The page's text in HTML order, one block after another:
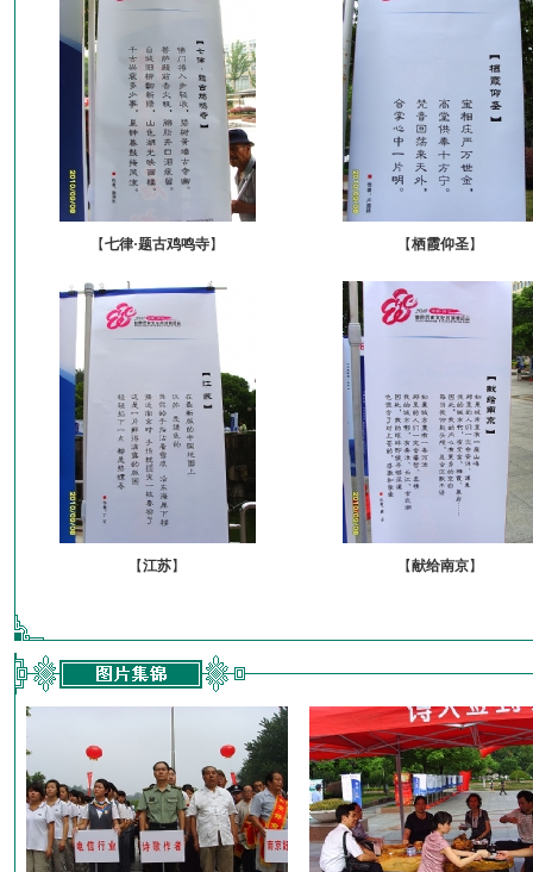
【七律·题古鸡鸣寺】 【栖霞仰圣】
【江苏】 【献给南京】